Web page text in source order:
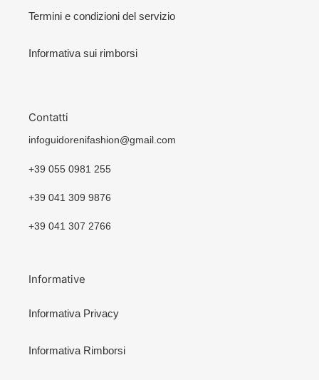
Termini e condizioni del servizio
Informativa sui rimborsi
Contatti
infoguidorenifashion@gmail.com
+39 055 0981 255
+39 041 309 9876
+39 041 307 2766
Informative
Informativa Privacy
Informativa Rimborsi